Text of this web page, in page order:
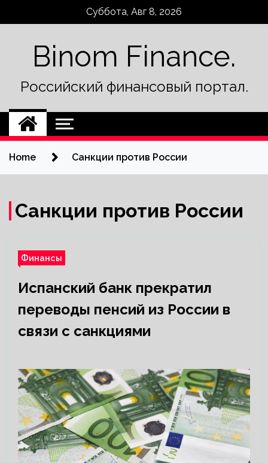
Суббота, Авг 8, 2026
Binom Finance.
Российский финансовый портал.
Home Санкции против России
Санкции против России
Финансы
Испанский банк прекратил
переводы пенсий из России в
связи с санкциями